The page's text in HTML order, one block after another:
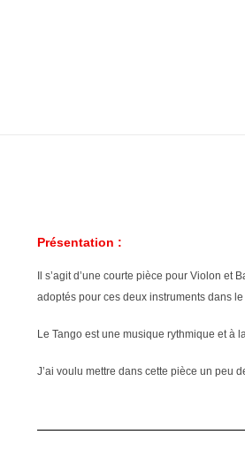
Présentation :
Il s’agit d’une courte pièce pour Violon
adoptés pour ces deux instruments dans
Le Tango est une musique rythmique et à
J’ai voulu mettre dans cette pièce un peu